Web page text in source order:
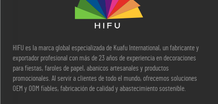
HIFU es la marca global especializada de Kuafu International, un fabricante y
exportador profesional con más de 23 años de experiencia en decoraciones
para fiestas, faroles de papel, abanicos artesanales y productos
promocionales. Al servir a clientes de todo el mundo, ofrecemos soluciones
OEM y ODM fiables, fabricación de calidad y abastecimiento sostenible.